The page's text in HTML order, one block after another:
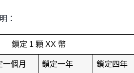
：
鎖定 1 顆 XX 幣
一個月 鎖定一年 鎖定四年